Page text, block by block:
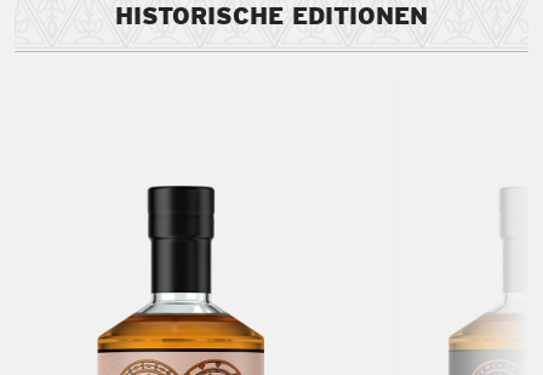
HISTORISCHE EDITIONEN